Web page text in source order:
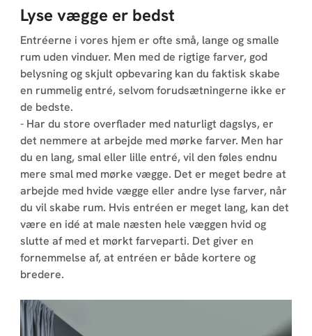
Lyse vægge er bedst
Entréerne i vores hjem er ofte små, lange og smalle
rum uden vinduer. Men med de rigtige farver, god
belysning og skjult opbevaring kan du faktisk skabe
en rummelig entré, selvom forudsætningerne ikke er
de bedste.
- Har du store overflader med naturligt dagslys, er
det nemmere at arbejde med mørke farver. Men har
du en lang, smal eller lille entré, vil den føles endnu
mere smal med mørke vægge. Det er meget bedre at
arbejde med hvide vægge eller andre lyse farver, når
du vil skabe rum. Hvis entréen er meget lang, kan det
være en idé at male næsten hele væggen hvid og
slutte af med et mørkt farveparti. Det giver en
fornemmelse af, at entréen er både kortere og
bredere.